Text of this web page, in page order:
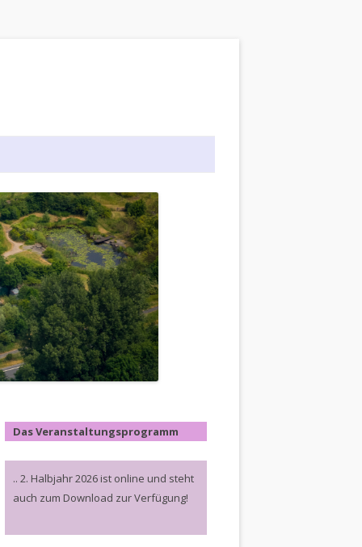
Das Veranstaltungsprogramm
.. 2. Halbjahr 2026 ist online und steht
auch zum Download zur Verfügung!